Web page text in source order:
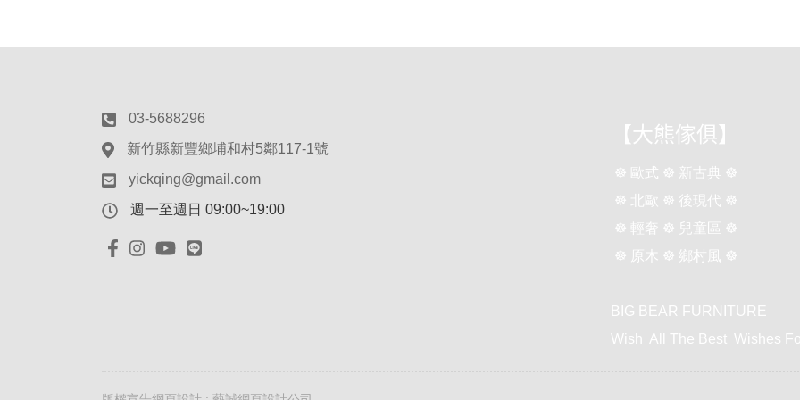
03-5688296
新竹縣新豐鄉埔和村5鄰117-1號
yickqing@gmail.com
週一至週日 09:00~19:00
【大熊傢俱】
☸ 歐式 ☸ 新古典 ☸
☸ 北歐 ☸ 後現代 ☸
☸ 輕奢 ☸ 兒童區 ☸
☸ 原木 ☸ 鄉村風 ☸
BIG BEAR FURNITURE
Wish All The Best Wishes